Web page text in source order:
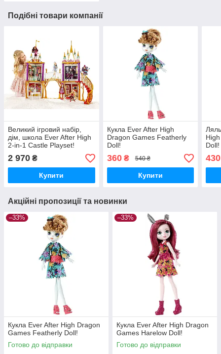
Подібні товари компанії
Великий ігровий набір,
дім, школа Ever After High
2-in-1 Castle Playset!
2 970 ₴
Купити
Кукла Ever After High
Dragon Games Featherly
Doll!
360₴ 540 ₴
Купити
Doll!
430
Акційні пропозиції та новинки
–33%
Кукла Ever After High Dragon
Games Featherly Doll!
Готово до відправки
–33%
Кукла Ever After High Dragon
Games Harelow Doll!
Готово до відправки